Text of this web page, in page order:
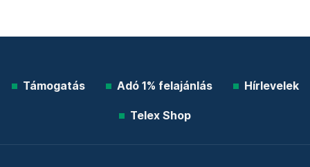
Támogatás Adó 1% felajánlás Hírlevelek
Telex Shop